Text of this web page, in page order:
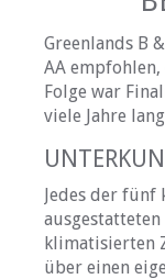
Greenlands B
AA
Folge war
viele Jahre
Jedes der
klimatisierten
über einen